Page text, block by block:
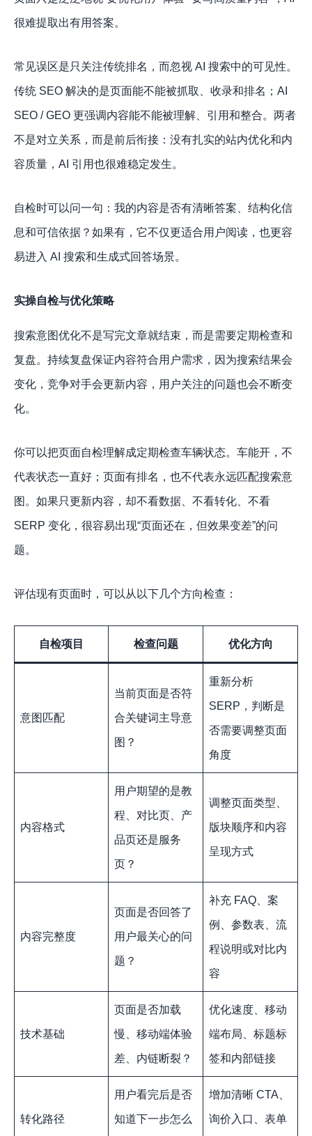
很难提取出有用答案。
常见误区是只关注传统排名，而忽视 AI 搜索中的可见性。
传统 SEO 解决的是页面能不能被抓取、收录和排名；AI
SEO / GEO 更强调内容能不能被理解、引用和整合。两者
不是对立关系，而是前后衔接：没有扎实的站内优化和内
容质量，AI 引用也很难稳定发生。
自检时可以问一句：我的内容是否有清晰答案、结构化信
息和可信依据？如果有，它不仅更适合用户阅读，也更容
易进入 AI 搜索和生成式回答场景。
实操自检与优化策略
搜索意图优化不是写完文章就结束，而是需要定期检查和
复盘。持续复盘保证内容符合用户需求，因为搜索结果会
变化，竞争对手会更新内容，用户关注的问题也会不断变
化。
你可以把页面自检理解成定期检查车辆状态。车能开，不
代表状态一直好；页面有排名，也不代表永远匹配搜索意
图。如果只更新内容，却不看数据、不看转化、不看
SERP 变化，很容易出现“页面还在，但效果变差”的问
题。
评估现有页面时，可以从以下几个方向检查：
自检项目 检查问题 优化方向
意图匹配
当前页面是否符
合关键词主导意
图？
重新分析
SERP，判断是
否需要调整页面
角度
内容格式
用户期望的是教
程、对比页、产
品页还是服务
页？
调整页面类型、
版块顺序和内容
呈现方式
内容完整度
页面是否回答了
用户最关心的问
题？
补充 FAQ、案
例、参数表、流
程说明或对比内
容
技术基础
页面是否加载
慢、移动端体验
差、内链断裂？
优化速度、移动
端布局、标题标
签和内部链接
转化路径
用户看完后是否
知道下一步怎么
增加清晰 CTA、
询价入口、表单